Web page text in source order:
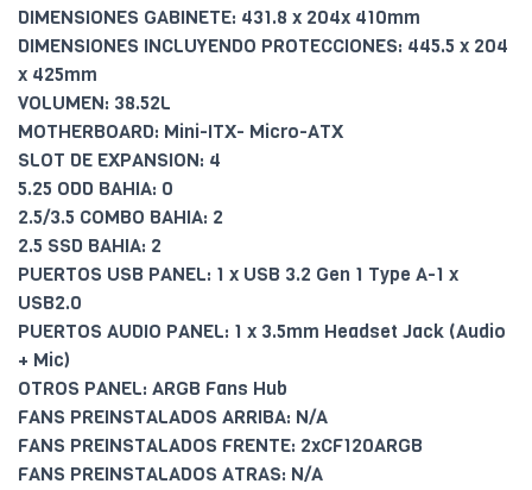
DIMENSIONES GABINETE: 431.8 x 204x 410mm
DIMENSIONES INCLUYENDO PROTECCIONES: 445.5 x 204
x 425mm
VOLUMEN: 38.52L
MOTHERBOARD: Mini-ITX- Micro-ATX
SLOT DE EXPANSION: 4
5.25 ODD BAHIA: 0
2.5/3.5 COMBO BAHIA: 2
2.5 SSD BAHIA: 2
PUERTOS USB PANEL: 1 x USB 3.2 Gen 1 Type A-1 x
USB2.0
PUERTOS AUDIO PANEL: 1 x 3.5mm Headset Jack (Audio
+ Mic)
OTROS PANEL: ARGB Fans Hub
FANS PREINSTALADOS ARRIBA: N/A
FANS PREINSTALADOS FRENTE: 2xCF120ARGB
FANS PREINSTALADOS ATRAS: N/A